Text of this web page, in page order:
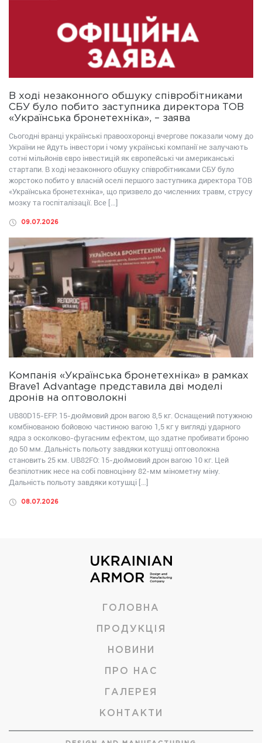
В ході незаконного обшуку співробітниками
СБУ було побито заступника директора ТОВ
«Українська бронетехніка», – заява
Сьогодні вранці українські правоохоронці вчергове показали чому до
України не йдуть інвестори і чому українські компанії не залучають
сотні мільйонів євро інвестицій як європейські чи американські
стартапи. В ході незаконного обшуку співробітниками СБУ було
жорстоко побито у власній оселі першого заступника директора ТОВ
«Українська бронетехніка», що призвело до численних травм, струсу
мозку та госпіталізації. Все […]
09.07.2026
Компанія «Українська бронетехніка» в рамках
Brave1 Advantage представила дві моделі
дронів на оптоволокні
UB80D15-EFP: 15-дюймовий дрон вагою 8,5 кг. Оснащений потужною
комбінованою бойовою частиною вагою 1,5 кг у вигляді ударного
ядра з осколково-фугасним ефектом, що здатне пробивати броню
до 50 мм. Дальність польоту завдяки котушці оптоволокна
становить 25 км. UB82FО: 15-дюймовий дрон вагою 10 кг. Цей
безпілотник несе на собі повноцінну 82-мм мінометну міну.
Дальність польоту завдяки котушці […]
08.07.2026
ГОЛОВНА
ПРОДУКЦІЯ
НОВИНИ
ПРО НАС
ГАЛЕРЕЯ
КОНТАКТИ